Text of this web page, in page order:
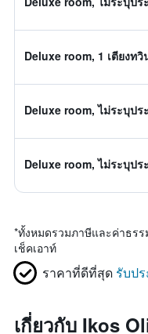
Deluxe room, 1 เตียงทวิ
Deluxe room, ไม่ระบุปร
Deluxe room, ไม่ระบุปร
*ทั้งหมดรวมภาษีและค่าธร
เช็คเอาท์
ราคาที่ดีที่สุด รับป
เกี่ยวกับ Ikos